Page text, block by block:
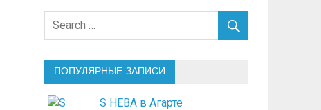
ПОПУЛЯРНЫЕ ЗАПИСИ
S НЕВА в Агарте